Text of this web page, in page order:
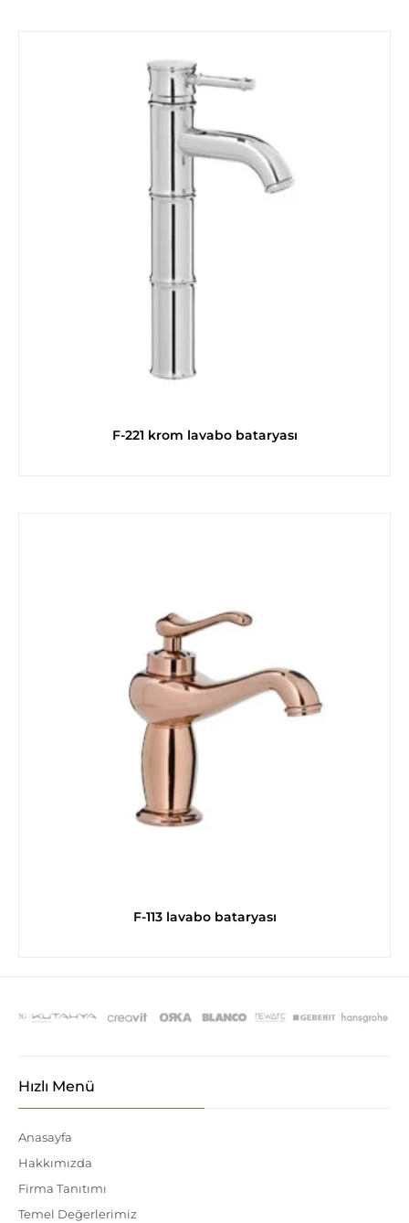
F-221 krom lavabo bataryası
F-113 lavabo bataryası
Hızlı Menü
Anasayfa
Hakkımızda
Firma Tanıtımı
Temel Değerlerimiz